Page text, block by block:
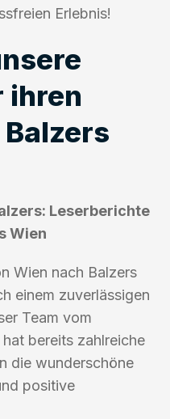
Erlebnis!
ihren
Leserberichte
Wien
Wien nach Balzers
einem zuverlässigen
Team vom
bereits zahlreiche
die wunderschöne
positive